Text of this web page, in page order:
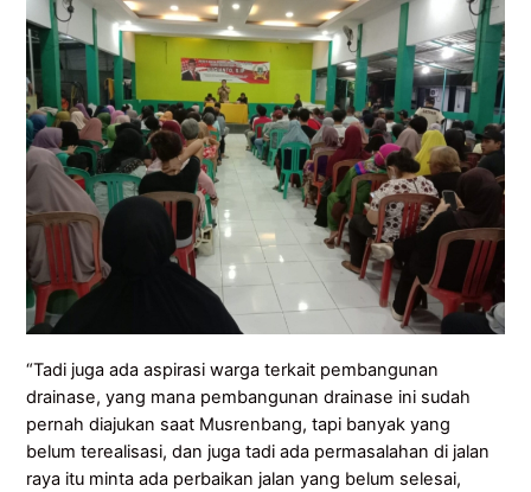
“Tadi juga ada aspirasi warga terkait pembangunan
drainase, yang mana pembangunan drainase ini sudah
pernah diajukan saat Musrenbang, tapi banyak yang
belum terealisasi, dan juga tadi ada permasalahan di jalan
raya itu minta ada perbaikan jalan yang belum selesai,